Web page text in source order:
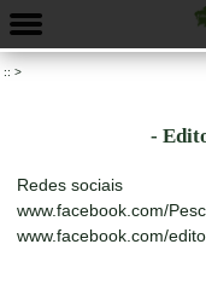
:: >
-
Redes sociais
www.facebook.com/
www.facebook.com/